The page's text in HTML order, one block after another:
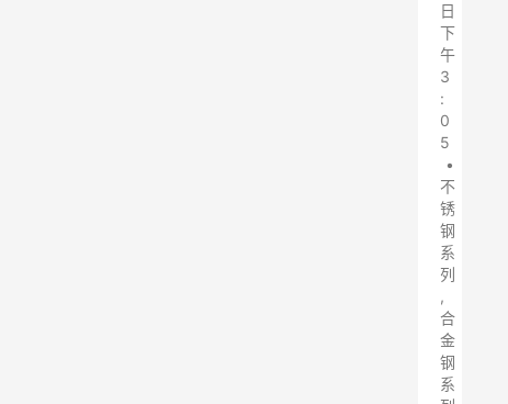
日
下
午
3
:
0
5
•
不
锈
钢
系
列
,
合
金
钢
系